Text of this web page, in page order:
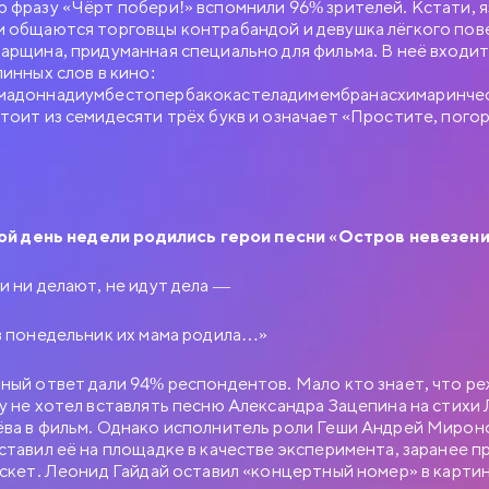
фразу «Чёрт побери!» вспомнили 96% зрителей. Кстати,
общаются торговцы контрабандой и девушка лёгкого
придуманная специально для фильма. В неё
слов в кино:
из семидесяти трёх букв и означает «Простите,
день недели родились герои песни «Остров
ни делают, не идут дела —
понедельник их мама родила…»
ответ дали 94% респондентов. Мало кто знает, что
не хотел вставлять песню Александра Зацепина на
в фильм. Однако исполнитель роли Геши Андрей
её на площадке в качестве эксперимента, заранее
Леонид Гайдай оставил «концертный номер» в
РОМАН
МОСФИЛЬМА